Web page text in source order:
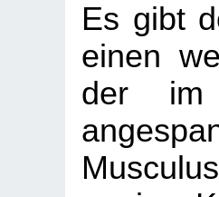
Es gibt
einen
der im